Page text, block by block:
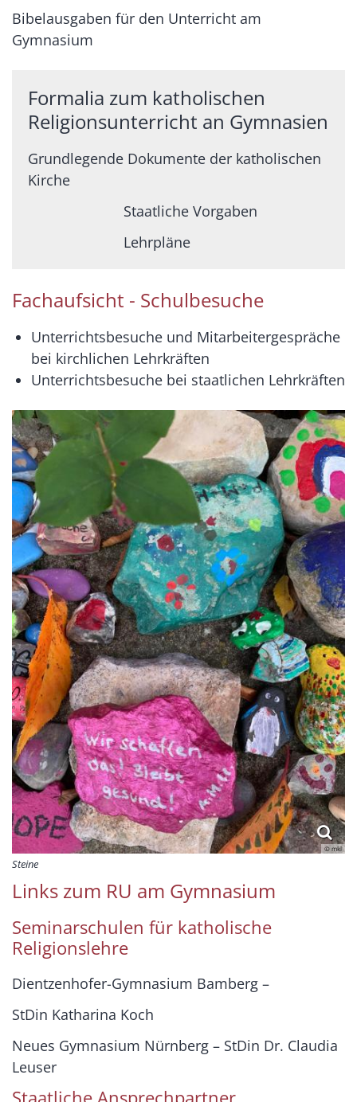
Bibelausgaben für den Unterricht am
Gymnasium
Formalia zum katholischen
Religionsunterricht an Gymnasien
Grundlegende Dokumente der katholischen
Kirche
Staatliche Vorgaben
Lehrpläne
Fachaufsicht - Schulbesuche
Unterrichtsbesuche und Mitarbeitergespräche
bei kirchlichen Lehrkräften
Unterrichtsbesuche bei staatlichen Lehrkräften
© mkl
Steine
Links zum RU am Gymnasium
Seminarschulen für katholische
Religionslehre
Dientzenhofer-Gymnasium Bamberg –
StDin Katharina Koch
Neues Gymnasium Nürnberg – StDin Dr. Claudia
Leuser